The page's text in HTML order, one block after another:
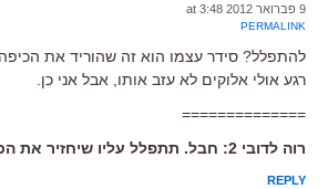
9 פברואר 2012 at 3:48
PERMALINK
להתפלל? סידר עצמו הוא זה שהוריד את
רגע אולי אלוקים לא עזב אותו, אבל אני כן.
==============
רוה לדובי 2: חבל. תתפלל עליו שיחזיר את הכיפה.
REPLY